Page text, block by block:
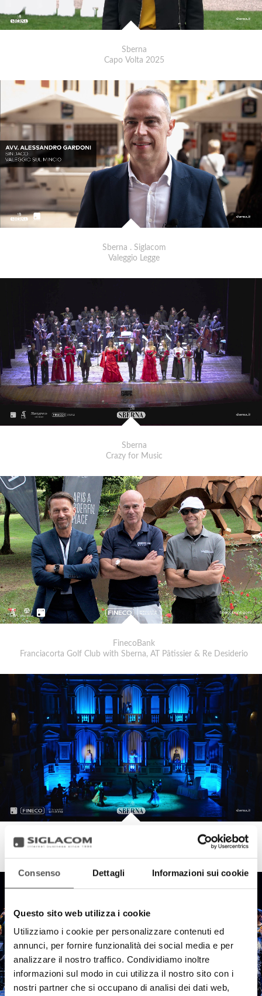
Consenso Dettagli Informazioni sui cookie
Questo sito web utilizza i cookie
Utilizziamo i cookie per personalizzare contenuti ed
annunci, per fornire funzionalità dei social media e per
analizzare il nostro traffico. Condividiamo inoltre
informazioni sul modo in cui utilizza il nostro sito con i
nostri partner che si occupano di analisi dei dati web,
Sberna
Capo Volta 2025
Sberna . Siglacom
Valeggio Legge
Sberna
Crazy for Music
FinecoBank
Franciacorta Golf Club with Sberna, AT Pâtissier & Re Desiderio
Sberna . FinecoBank . Siglacom Club